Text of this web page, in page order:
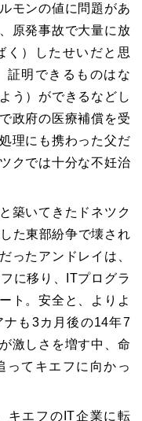
モンの値に問題があ
原発事故で大量に放
く）したせいだと思
証明できるものはな
う）ができるなどし
政府の医療補償を受
理にも携わった父だ
クでは十分な不妊治
築いてきたドネツク
た東部紛争で壊され
ったアンドレイは、
に移り、ITプログラ
ト。安全と、よりよ
ナも3カ月後の14年7
激しさを増す中、命
ってキエフに向かっ
キエフのIT企業に転